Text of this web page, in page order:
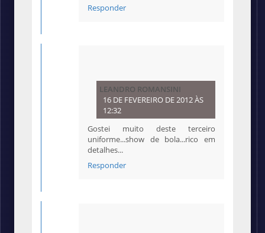
Responder
LEANDRO ROMANSINI
16 DE FEVEREIRO DE 2012 ÀS
12:32
Gostei muito deste terceiro
uniforme...show de bola...rico em
detalhes...
Responder